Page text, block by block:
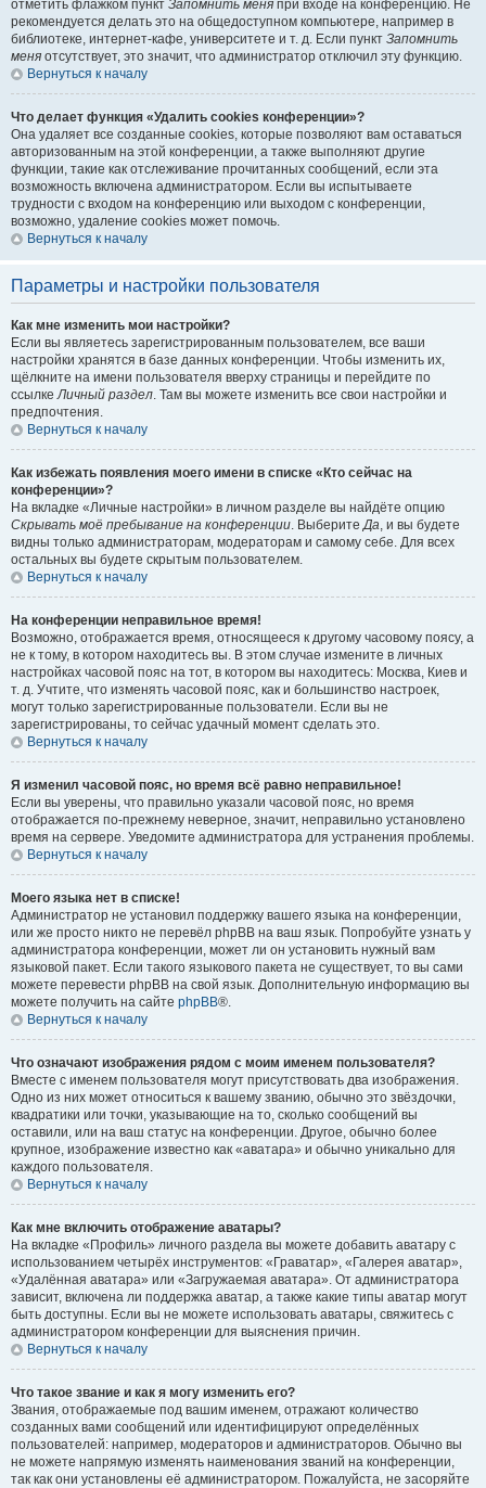
отметить флажком пункт Запомнить меня при входе на конференцию. Не
рекомендуется делать это на общедоступном компьютере, например в
библиотеке, интернет-кафе, университете и т. д. Если пункт Запомнить
меня отсутствует, это значит, что администратор отключил эту функцию.
Вернуться к началу
Что делает функция «Удалить cookies конференции»?
Она удаляет все созданные cookies, которые позволяют вам оставаться
авторизованным на этой конференции, а также выполняют другие
функции, такие как отслеживание прочитанных сообщений, если эта
возможность включена администратором. Если вы испытываете
трудности с входом на конференцию или выходом с конференции,
возможно, удаление cookies может помочь.
Вернуться к началу
Параметры и настройки пользователя
Как мне изменить мои настройки?
Если вы являетесь зарегистрированным пользователем, все ваши
настройки хранятся в базе данных конференции. Чтобы изменить их,
щёлкните на имени пользователя вверху страницы и перейдите по
ссылкеЛичный раздел. Там вы можете изменить все свои настройки и
предпочтения.
Вернуться к началу
Как избежать появления моего имени в списке «Кто сейчас на
конференции»?
На вкладке «Личные настройки» в личном разделе вы найдёте опцию
Скрывать моё пребывание на конференции. ВыберитеДа, и вы будете
видны только администраторам, модераторам и самому себе. Для всех
остальных вы будете скрытым пользователем.
Вернуться к началу
На конференции неправильное время!
Возможно, отображается время, относящееся к другому часовому поясу, а
не к тому, в котором находитесь вы. В этом случае измените в личных
настройках часовой пояс на тот, в котором вы находитесь: Москва, Киев и
т. д. Учтите, что изменять часовой пояс, как и большинство настроек,
могут только зарегистрированные пользователи. Если вы не
зарегистрированы, то сейчас удачный момент сделать это.
Вернуться к началу
Я изменил часовой пояс, но время всё равно неправильное!
Если вы уверены, что правильно указали часовой пояс, но время
отображается по-прежнему неверное, значит, неправильно установлено
время на сервере. Уведомите администратора для устранения проблемы.
Вернуться к началу
Моего языка нет в списке!
Администратор не установил поддержку вашего языка на конференции,
или же просто никто не перевёл phpBB на ваш язык. Попробуйте узнать у
администратора конференции, может ли он установить нужный вам
языковой пакет. Если такого языкового пакета не существует, то вы сами
можете перевести phpBB на свой язык. Дополнительную информацию вы
можете получить на сайте phpBB®.
Вернуться к началу
Что означают изображения рядом с моим именем пользователя?
Вместе с именем пользователя могут присутствовать два изображения.
Одно из них может относиться к вашему званию, обычно это звёздочки,
квадратики или точки, указывающие на то, сколько сообщений вы
оставили, или на ваш статус на конференции. Другое, обычно более
крупное, изображение известно как «аватара» и обычно уникально для
каждого пользователя.
Вернуться к началу
Как мне включить отображение аватары?
На вкладке «Профиль» личного раздела вы можете добавить аватару с
использованием четырёх инструментов: «Граватар», «Галерея аватар»,
«Удалённая аватара» или «Загружаемая аватара». От администратора
зависит, включена ли поддержка аватар, а также какие типы аватар могут
быть доступны. Если вы не можете использовать аватары, свяжитесь с
администратором конференции для выяснения причин.
Вернуться к началу
Что такое звание и как я могу изменить его?
Звания, отображаемые под вашим именем, отражают количество
созданных вами сообщений или идентифицируют определённых
пользователей: например, модераторов и администраторов. Обычно вы
не можете напрямую изменять наименования званий на конференции,
так как они установлены её администратором. Пожалуйста, не засоряйте